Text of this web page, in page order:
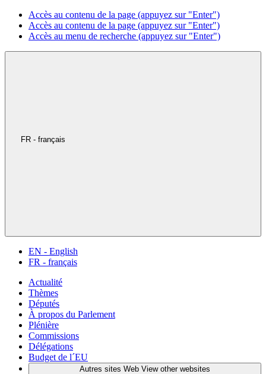
Accès au contenu de la page (appuyez sur "Enter")
Accès au contenu de la page (appuyez sur "Enter")
Accès au menu de recherche (appuyez sur "Enter")
FR - français
EN - English
FR - français
Actualité
Thèmes
Députés
À propos du Parlement
Plénière
Commissions
Délégations
Budget de l´EU
Autres sites Web View other websites